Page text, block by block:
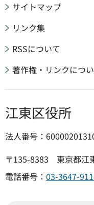
サイトマップ
リンク集
RSSについて
著作権・リンクにつ
江東区役所
法人番号：
〒135-8383 東京都江
電話番号： 03-3647-